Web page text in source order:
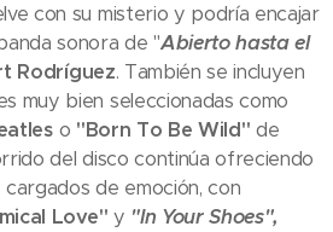
con su misterio y podría encajar
sonora de "Abierto hasta el
Rodríguez. También se incluyen
muy bien seleccionadas como
o "Born To Be Wild" de
del disco continúa ofreciendo
de emoción, con
Love" y "In Your Shoes",